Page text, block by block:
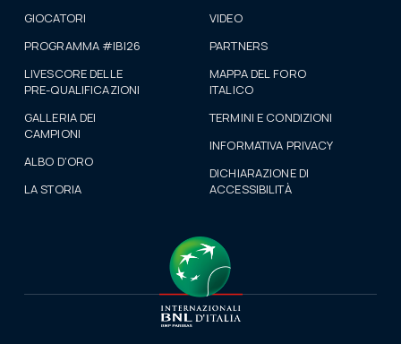
GIOCATORI
PROGRAMMA #IBI26
LIVESCORE DELLE
PRE-QUALIFICAZIONI
GALLERIA DEI
CAMPIONI
ALBO D'ORO
LA STORIA
VIDEO
PARTNERS
MAPPA DEL FORO
ITALICO
TERMINI E CONDIZIONI
INFORMATIVA PRIVACY
DICHIARAZIONE DI
ACCESSIBILITÀ